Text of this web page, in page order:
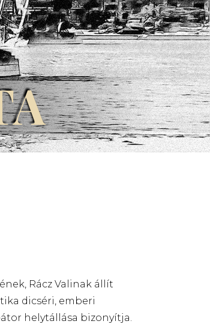
Rácz Valinak állít
dicséri, emberi
helytállása bizonyítja.